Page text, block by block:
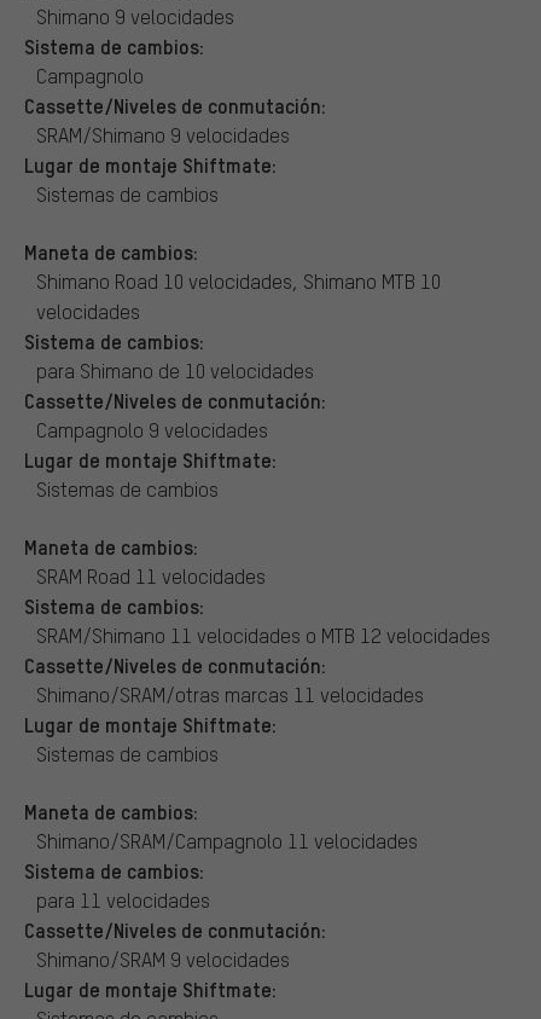
Shimano 9 velocidades
Sistema de cambios:
Campagnolo
Cassette/Niveles de conmutación:
SRAM/Shimano 9 velocidades
Lugar de montaje Shiftmate:
Sistemas de cambios
Maneta de cambios:
Shimano Road 10 velocidades, Shimano MTB 10
velocidades
Sistema de cambios:
para Shimano de 10 velocidades
Cassette/Niveles de conmutación:
Campagnolo 9 velocidades
Lugar de montaje Shiftmate:
Sistemas de cambios
Maneta de cambios:
SRAM Road 11 velocidades
Sistema de cambios:
SRAM/Shimano 11 velocidades o MTB 12 velocidades
Cassette/Niveles de conmutación:
Shimano/SRAM/otras marcas 11 velocidades
Lugar de montaje Shiftmate:
Sistemas de cambios
Maneta de cambios:
Shimano/SRAM/Campagnolo 11 velocidades
Sistema de cambios:
para 11 velocidades
Cassette/Niveles de conmutación:
Shimano/SRAM 9 velocidades
Lugar de montaje Shiftmate: